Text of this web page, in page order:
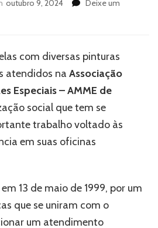
outubro 9, 2024
Deixe um
com diversas pinturas
atendidos na Associação
Especiais – AMME de
social que tem se
trabalho voltado às
em suas oficinas
13 de maio de 1999, por um
que se uniram com o
um atendimento